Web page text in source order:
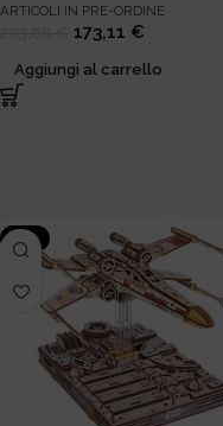
ARTICOLI IN PRE-ORDINE
173,11 €
Aggiungi al carrello
-15%